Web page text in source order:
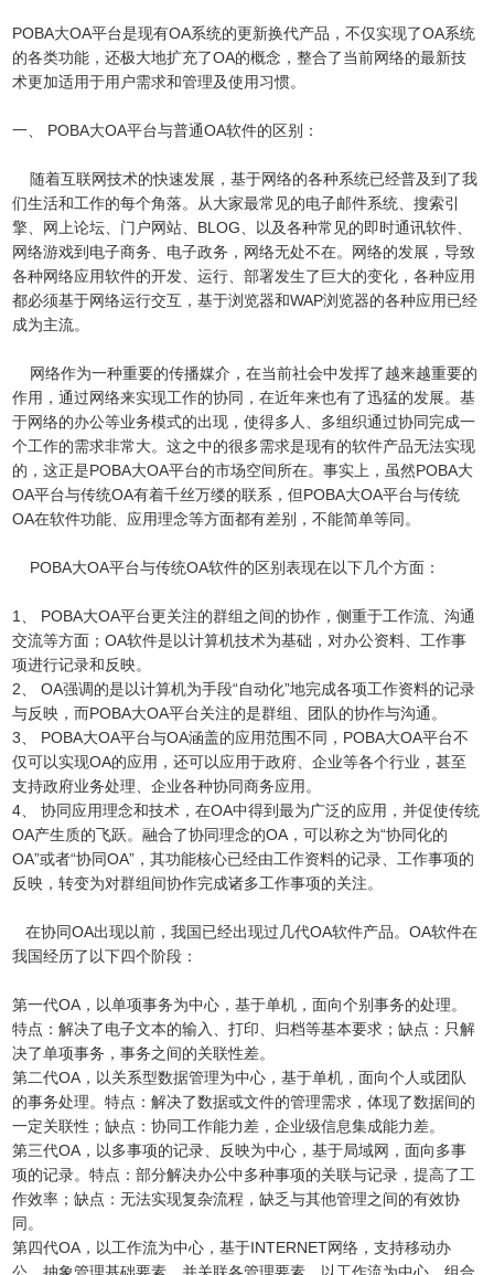
POBA大OA平台是现有OA系统的更新换代产品，不仅实现了OA系统
的各类功能，还极大地扩充了OA的概念，整合了当前网络的最新技
术更加适用于用户需求和管理及使用习惯。
一、 POBA大OA平台与普通OA软件的区别：
随着互联网技术的快速发展，基于网络的各种系统已经普及到了我
们生活和工作的每个角落。从大家最常见的电子邮件系统、搜索引
擎、网上论坛、门户网站、BLOG、以及各种常见的即时通讯软件、
网络游戏到电子商务、电子政务，网络无处不在。网络的发展，导致
各种网络应用软件的开发、运行、部署发生了巨大的变化，各种应用
都必须基于网络运行交互，基于浏览器和WAP浏览器的各种应用已经
成为主流。
网络作为一种重要的传播媒介，在当前社会中发挥了越来越重要的
作用，通过网络来实现工作的协同，在近年来也有了迅猛的发展。基
于网络的办公等业务模式的出现，使得多人、多组织通过协同完成一
个工作的需求非常大。这之中的很多需求是现有的软件产品无法实现
的，这正是POBA大OA平台的市场空间所在。事实上，虽然POBA大
OA平台与传统OA有着千丝万缕的联系，但POBA大OA平台与传统
OA在软件功能、应用理念等方面都有差别，不能简单等同。
POBA大OA平台与传统OA软件的区别表现在以下几个方面：
1、 POBA大OA平台更关注的群组之间的协作，侧重于工作流、沟通
交流等方面；OA软件是以计算机技术为基础，对办公资料、工作事
项进行记录和反映。
2、 OA强调的是以计算机为手段“自动化”地完成各项工作资料的记录
与反映，而POBA大OA平台关注的是群组、团队的协作与沟通。
3、 POBA大OA平台与OA涵盖的应用范围不同，POBA大OA平台不
仅可以实现OA的应用，还可以应用于政府、企业等各个行业，甚至
支持政府业务处理、企业各种协同商务应用。
4、 协同应用理念和技术，在OA中得到最为广泛的应用，并促使传统
OA产生质的飞跃。融合了协同理念的OA，可以称之为“协同化的
OA”或者“协同OA”，其功能核心已经由工作资料的记录、工作事项的
反映，转变为对群组间协作完成诸多工作事项的关注。
在协同OA出现以前，我国已经出现过几代OA软件产品。OA软件在
我国经历了以下四个阶段：
第一代OA，以单项事务为中心，基于单机，面向个别事务的处理。
特点：解决了电子文本的输入、打印、归档等基本要求；缺点：只解
决了单项事务，事务之间的关联性差。
第二代OA，以关系型数据管理为中心，基于单机，面向个人或团队
的事务处理。特点：解决了数据或文件的管理需求，体现了数据间的
一定关联性；缺点：协同工作能力差，企业级信息集成能力差。
第三代OA，以多事项的记录、反映为中心，基于局域网，面向多事
项的记录。特点：部分解决办公中多种事项的关联与记录，提高了工
作效率；缺点：无法实现复杂流程，缺乏与其他管理之间的有效协
同。
第四代OA，以工作流为中心，基于INTERNET网络，支持移动办
公，抽象管理基础要素，并关联各管理要素，以工作流为中心，组合